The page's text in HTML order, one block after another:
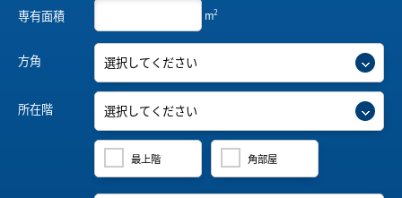
専有面積 m2
方角
所在階
最上階 角部屋